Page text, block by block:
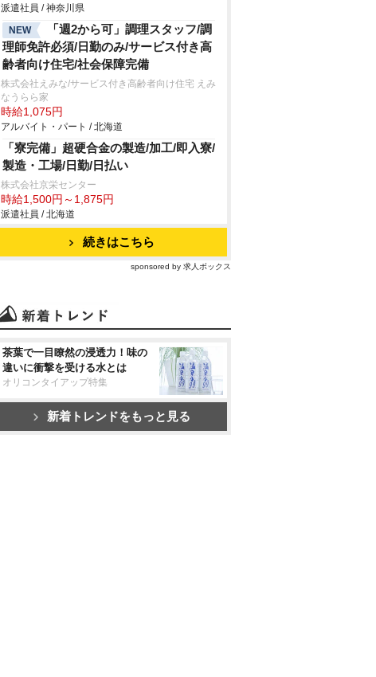
派遣社員 / 神奈川県
NEW
「週2から可」調理スタッフ/調
理師免許必須/日勤のみ/サービス付き高
齢者向け住宅/社会保障完備
株式会社えみな/サービス付き高齢者向け住宅 えみ
なうらら家
時給1,075円
アルバイト・パート / 北海道
「寮完備」超硬合金の製造/加工/即入寮/
製造・工場/日勤/日払い
株式会社京栄センター
時給1,500円～1,875円
派遣社員 / 北海道
続きはこちら
sponsored by 求人ボックス
茶葉で一目瞭然の浸透力！味の
違いに衝撃を受ける水とは
オリコンタイアップ特集
新着トレンドをもっと見る